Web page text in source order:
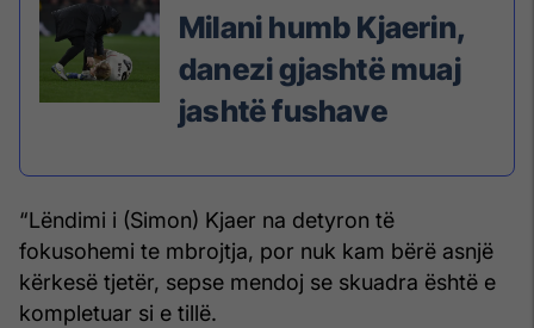
Milani humb Kjaerin,
danezi gjashtë muaj
jashtë fushave
“Lëndimi i (Simon) Kjaer na detyron të
fokusohemi te mbrojtja, por nuk kam bërë asnjë
kërkesë tjetër, sepse mendoj se skuadra është e
kompletuar si e tillë.